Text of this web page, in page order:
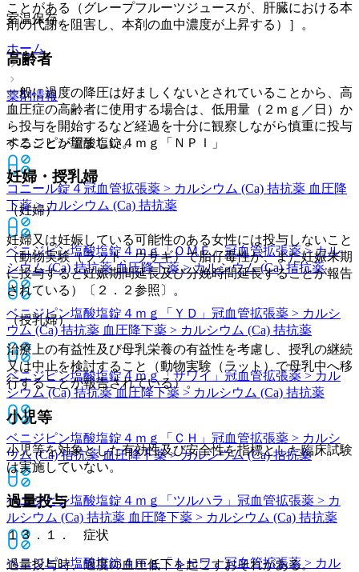
室温保存。
ホーム
薬剤情報
ベニジピン塩酸塩錠４ｍｇ「ＮＰＩ」
コニール錠４冠血管拡張薬 > カルシウム (Ca) 拮抗薬 血圧降
下薬 > カルシウム (Ca) 拮抗薬
ベニジピン塩酸塩錠４ｍｇ「ＯＭＥ」冠血管拡張薬 > カル
シウム (Ca) 拮抗薬 血圧降下薬 > カルシウム (Ca) 拮抗薬
ベニジピン塩酸塩錠４ｍｇ「ＹＤ」 冠血管拡張薬 > カルシ
ウム (Ca) 拮抗薬 血圧降下薬 > カルシウム (Ca) 拮抗薬
ベニジピン塩酸塩錠４ｍｇ「サワイ」冠血管拡張薬 > カル
シウム (Ca) 拮抗薬 血圧降下薬 > カルシウム (Ca) 拮抗薬
ベニジピン塩酸塩錠４ｍｇ「ＣＨ」 冠血管拡張薬 > カルシ
ウム (Ca) 拮抗薬 血圧降下薬 > カルシウム (Ca) 拮抗薬
ベニジピン塩酸塩錠４ｍｇ「ツルハラ」 冠血管拡張薬 > カ
ルシウム (Ca) 拮抗薬 血圧降下薬 > カルシウム (Ca) 拮抗薬
ベニジピン塩酸塩錠４ｍｇ「トーワ」冠血管拡張薬 > カル
ことがある（グレープフルーツジュースが、肝臓における本
剤の代謝を阻害し、本剤の血中濃度が上昇する）］。
高齢者
一般に過度の降圧は好ましくないとされていることから、高
血圧症の高齢者に使用する場合は、低用量（２ｍｇ／日）か
ら投与を開始するなど経過を十分に観察しながら慎重に投与
することが望ましい。
妊婦・授乳婦
（妊婦）
妊婦又は妊娠している可能性のある女性には投与しないこと
（動物実験（ラット、ウサギ）で胎仔毒性が、また妊娠末期
に投与すると妊娠期間延長及び分娩時間延長することが報告
されている）〔２．２参照〕。
（授乳婦）
治療上の有益性及び母乳栄養の有益性を考慮し、授乳の継続
又は中止を検討すること（動物実験（ラット）で母乳中へ移
行することが報告されている）。
小児等
小児等を対象とした有効性及び安全性を指標とした臨床試験
は実施していない。
過量投与
１３．１． 症状
過量投与時、過度の血圧低下を起こすおそれがある。